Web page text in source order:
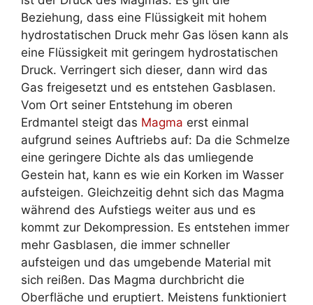
Beziehung, dass eine Flüssigkeit mit hohem
hydrostatischen Druck mehr Gas lösen kann als
eine Flüssigkeit mit geringem hydrostatischen
Druck. Verringert sich dieser, dann wird das
Gas freigesetzt und es entstehen Gasblasen.
Vom Ort seiner Entstehung im oberen
Erdmantel steigt das Magma erst einmal
aufgrund seines Auftriebs auf: Da die Schmelze
eine geringere Dichte als das umliegende
Gestein hat, kann es wie ein Korken im Wasser
aufsteigen. Gleichzeitig dehnt sich das Magma
während des Aufstiegs weiter aus und es
kommt zur Dekompression. Es entstehen immer
mehr Gasblasen, die immer schneller
aufsteigen und das umgebende Material mit
sich reißen. Das Magma durchbricht die
Oberfläche und eruptiert. Meistens funktioniert